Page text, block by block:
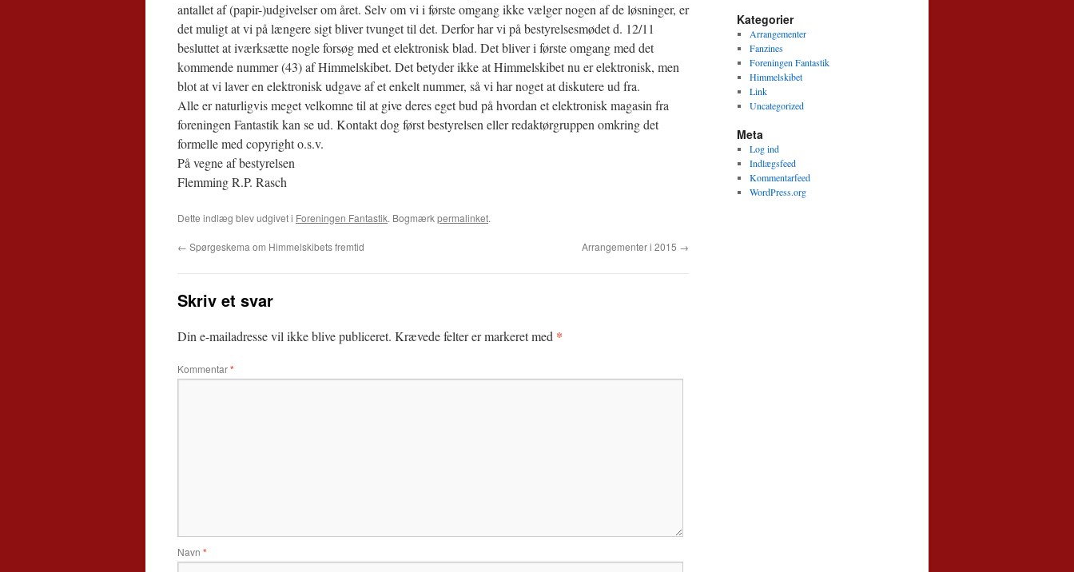
antallet af (papir-)udgivelser om året. Selv om vi i første omgang ikke vælger nogen af de løsninger, er
det muligt at vi på længere sigt bliver tvunget til det. Derfor har vi på bestyrelsesmødet d. 12/11
besluttet at iværksætte nogle forsøg med et elektronisk blad. Det bliver i første omgang med det
kommende nummer (43) af Himmelskibet. Det betyder ikke at Himmelskibet nu er elektronisk, men
blot at vi laver en elektronisk udgave af et enkelt nummer, så vi har noget at diskutere ud fra.
Alle er naturligvis meget velkomne til at give deres eget bud på hvordan et elektronisk magasin fra
foreningen Fantastik kan se ud. Kontakt dog først bestyrelsen eller redaktørgruppen omkring det
formelle med copyright o.s.v.
På vegne af bestyrelsen
Flemming R.P. Rasch
Dette indlæg blev udgivet i Foreningen Fantastik. Bogmærkpermalinket.
← Spørgeskema om Himmelskibets fremtid Arrangementer i 2015 →
Skriv et svar
Din e-mailadresse vil ikke blive publiceret. Krævede felter er markeret med *
Kommentar*
Navn *
Kategorier
Arrangementer
Fanzines
Foreningen Fantastik
Himmelskibet
Link
Uncategorized
Meta
Log ind
Indlægsfeed
Kommentarfeed
WordPress.org